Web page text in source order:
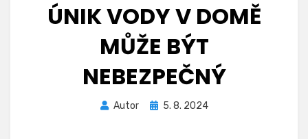
ÚNIK VODY V DOMĚ
MŮŽE BÝT
NEBEZPEČNÝ
Autor
Zveřejněno
5. 8. 2024